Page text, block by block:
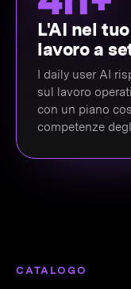
L'AI nel
lavoro a
I daily user AI
sul lavoro
con un piano
competenze
CATALOGO